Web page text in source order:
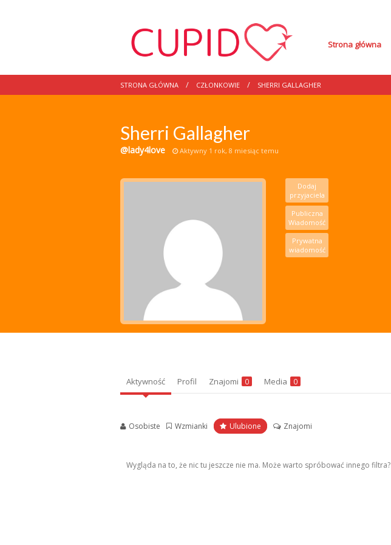
Strona główna
STRONA GŁÓWNA CZŁONKOWIE SHERRI GALLAGHER
Sherri Gallagher
@lady4love Aktywny 1 rok, 8 miesiąc temu
Dodaj
przyjaciela
Publiczna
Wiadomość
Prywatna
wiadomość
Aktywność Profil Znajomi 0 Media 0
Osobiste Wzmianki Ulubione Znajomi
Wygląda na to, że nic tu jeszcze nie ma. Może warto spróbować innego filtra?